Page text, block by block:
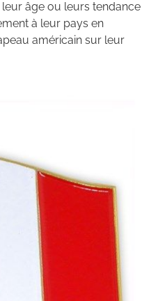
âge ou leurs tendance
à leur pays en
américain sur leur